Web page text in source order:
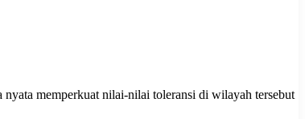
nyata memperkuat nilai-nilai toleransi di wilayah tersebut